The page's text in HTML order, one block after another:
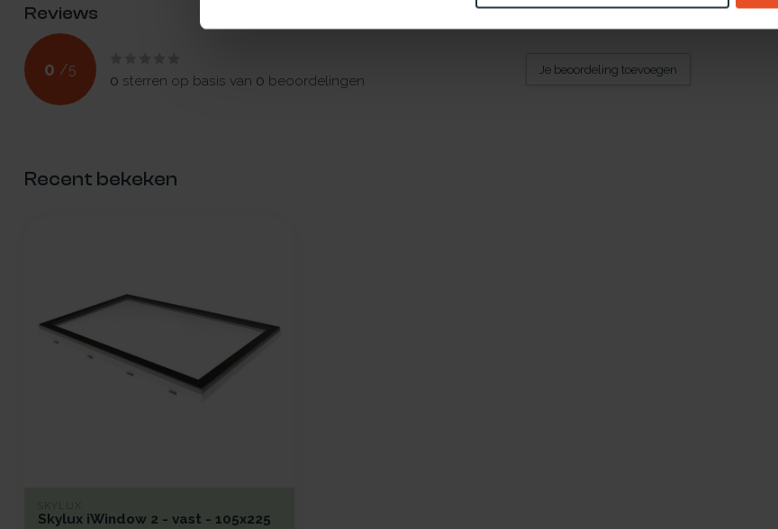
Reviews
0 /5
0 sterren op basis van 0 beoordelingen
Je beoordeling toevoegen
Recent bekeken
SKYLUX
Skylux iWindow 2 - vast - 105x225